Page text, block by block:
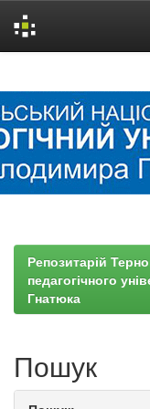
Репозитарій
педагогічного
Гнатюка
Пошук